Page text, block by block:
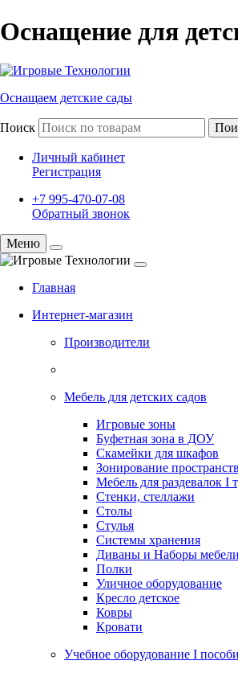
Оснащение для
Оснащаем детские сады
Поиск
Личный кабинет
Регистрация
+7 995-470-07-08
Обратный звонок
Меню
Главная
Интернет-магазин
Производители
Мебель для детских садов
Игровые зоны
Буфетная зона в ДОУ
Скамейки для шкафов
Зонирование
Мебель для раздевалок I
Стенки, стеллажи
Столы
Стулья
Системы хранения
Диваны и Наборы мебели
Полки
Уличное оборудование
Кресло детское
Ковры
Кровати
Учебное оборудование I